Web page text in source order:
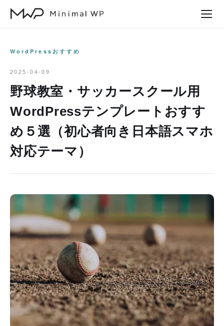
WordPressおすすめ
2025-04-09
野球教室・サッカースクール用
WordPressテンプレートおすす
め５選（初心者向き日本語スマホ
対応テーマ）